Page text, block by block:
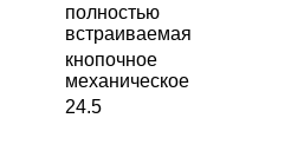
полностью
встраиваемая
кнопочное
механическое
24.5